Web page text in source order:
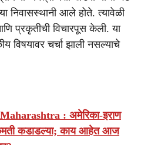
निवासस्थानी आले होते. त्यावेळी
प्रकृतीची विचारपूस केली. या
विषयावर चर्चा झाली नसल्याचे
: अमेरिका-इराण
कडाडल्या; काय आहेत आज